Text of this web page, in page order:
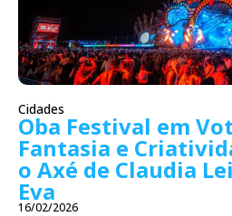
Cidades
Oba Festival em
Fantasia e
o Axé de Claudia
Eva
16/02/2026